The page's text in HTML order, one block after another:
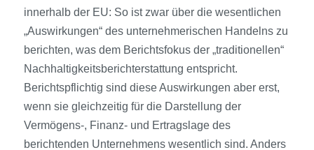
innerhalb der EU: So ist zwar über die wesentlichen
„Auswirkungen“ des unternehmerischen Handelns zu
berichten, was dem Berichtsfokus der „traditionellen“
Nachhaltigkeitsberichterstattung entspricht.
Berichtspflichtig sind diese Auswirkungen aber erst,
wenn sie gleichzeitig für die Darstellung der
Vermögens-, Finanz- und Ertragslage des
berichtenden Unternehmens wesentlich sind. Anders